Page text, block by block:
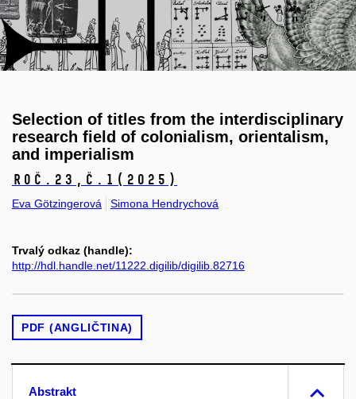
Selection of titles from the interdisciplinary
research field of colonialism, orientalism,
and imperialism
Roč.23, č.1 (2025)
Eva Götzingerová Simona Hendrychová
Trvalý odkaz (handle):
http://hdl.handle.net/11222.digilib/digilib.82716
PDF (ANGLIČTINA)
Abstrakt